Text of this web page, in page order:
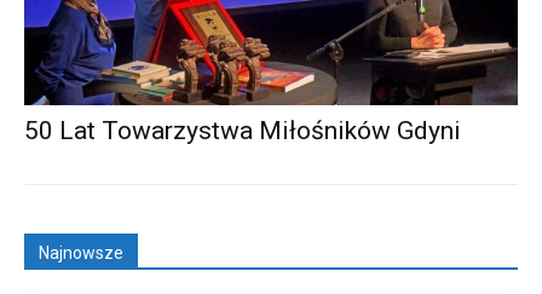
50 Lat Towarzystwa Miłośników Gdyni
Najnowsze